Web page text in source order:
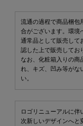
流通の過程で商品梱包
合がございます。環境
通常品として販売して
認した上で販売してお
なお、化粧箱入りの商
れ、キズ、凹み等がな
い。
ロゴリニューアルに
次新しいデザインへと